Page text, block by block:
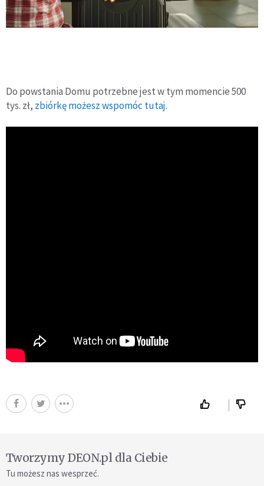
Do powstania Domu potrzebne jest w tym momencie 500
tys. zł, zbiórkę możesz wspomóc tutaj.
Tworzymy DEON.pl dla Ciebie
Tu możesz nas wesprzeć.